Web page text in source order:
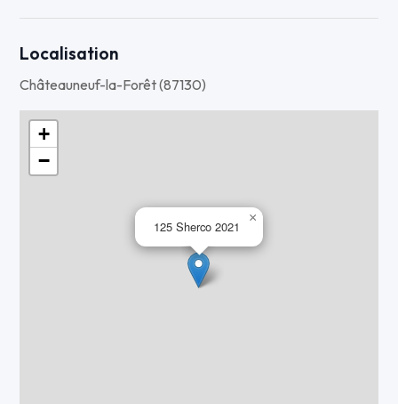
Négociable devant la moto.
Localisation
Châteauneuf-la-Forêt (87130)
125 Sherco 2021
×
+
−